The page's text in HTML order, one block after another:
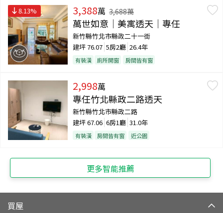
8.13% 3,388萬 3,688萬
萬世如意｜美寓透天｜專任
新竹縣竹北市縣政二十一街
建坪76.07 5房2廳 26.4年
有裝潢 廁所開窗 房間皆有窗
2,998萬
專任竹北縣政二路透天
新竹縣竹北市縣政二路
建坪67.06 6房1廳 31.0年
有裝潢 房間皆有窗 近公園
更多智能推薦
買屋